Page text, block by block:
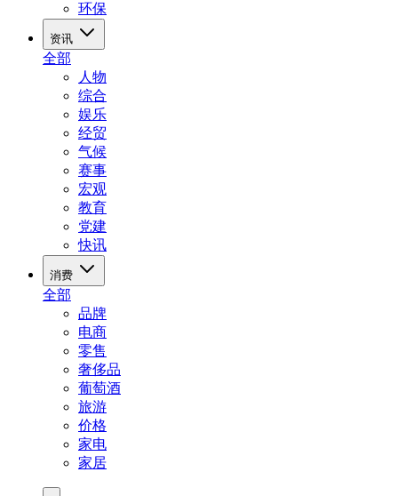
环保
资讯
全部
人物
综合
娱乐
经贸
气候
赛事
宏观
教育
党建
快讯
消费
全部
品牌
电商
零售
奢侈品
葡萄酒
旅游
价格
家电
家居